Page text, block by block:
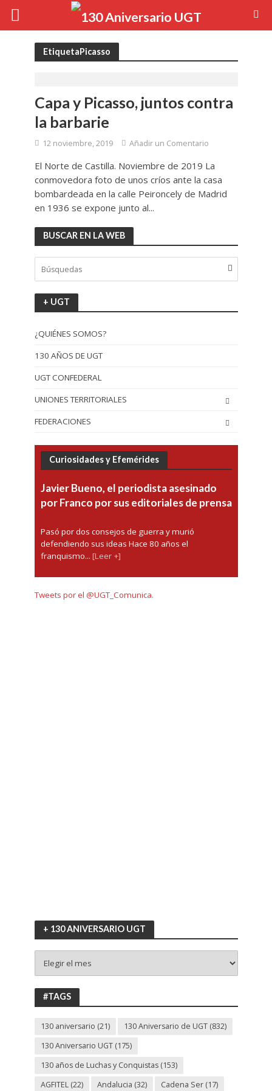
EtiquetaPicasso
Capa y Picasso, juntos contra
la barbarie
12 noviembre, 2019 Añadir un Comentario
El Norte de Castilla. Noviembre de 2019 La
conmovedora foto de unos críos ante la casa
bombardeada en la calle Peironcely de Madrid
en 1936 se expone junto al...
BUSCAR EN LA WEB
+ UGT
¿QUIÉNES SOMOS?
130 AÑOS DE UGT
UGT CONFEDERAL
UNIONES TERRITORIALES
FEDERACIONES
Curiosidades y Efemérides
Javier Bueno, el periodista asesinado
por Franco por sus editoriales de prensa
Pasó por dos consejos de guerra y murió
defendiendo sus ideas Hace 80 años el
franquismo... [Leer +]
Tweets por el @UGT_Comunica.
+ 130 ANIVERSARIO UGT
130
ANIVERSARIO
UGT
#TAGS
130 aniversario (21) 130 Aniversario de UGT(832)
130 Aniversario UGT(175)
130 años de Luchas y Conquistas(153)
AGFITEL(22) Andalucia (32) Cadena Ser(17)